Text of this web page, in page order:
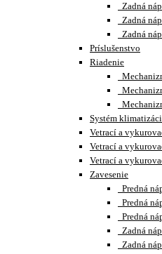
Zadná
Zadná
Zadná
Príslušenstvo
Riadenie
Systém
Vetrací a
Vetrací a
Vetrací a
Zavesenie
Predná
Predná
Predná
Zadná
Zadná